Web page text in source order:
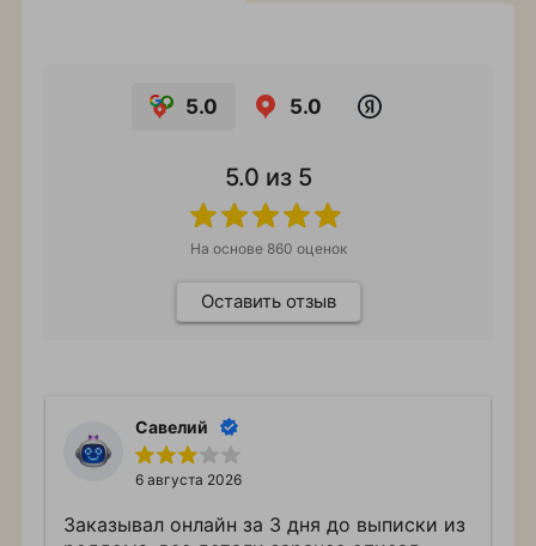
5.0 5.0
5.0 из 5
На основе 860 оценок
Оставить отзыв
Савелий
6 августа 2026
Заказывал онлайн за 3 дня до выписки из